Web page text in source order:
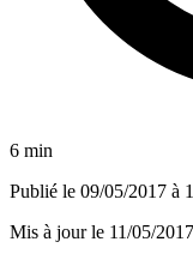
6 min
Publié le 09/05/2017 à
Mis à jour le 11/05/